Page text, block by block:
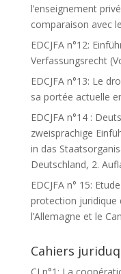
l’enseignement
comparaison avec
EDCJFA n°12:
Verfassungsrecht
EDCJFA n°13: Le
sa portée actuelle
EDCJFA n°14 :
zweisprachige
in das
Deutschland, 2.
EDCJFA n° 15:
protection juridique
l’Allemagne et le
Cahiers